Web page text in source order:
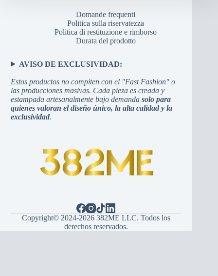
Domande frequenti
Politica sulla riservatezza
Politica di restituzione e rimborso
Durata del prodotto
AVISO DE EXCLUSIVIDAD:
Estos productos no compiten con el "Fast Fashion" o
las producciones masivas. Cada pieza es creada y
estampada artesanalmente bajo demandasolo para
quienes valoran el diseño único, la alta calidad y la
exclusividad.
Copyright© 2024-2026 382ME LLC. Todos los
derechos reservados.